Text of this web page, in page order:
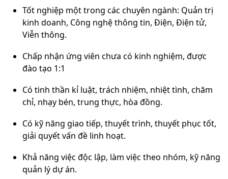
Tốt nghiệp một trong các chuyên ngành: Quản trị
kinh doanh, Công nghệ thông tin, Điện, Điện tử,
Viễn thông.
Chấp nhận ứng viên chưa có kinh nghiệm, được
đào tạo 1:1
Có tinh thần kỉ luật, trách nhiệm, nhiệt tình, chăm
chỉ, nhạy bén, trung thực, hòa đồng.
Có kỹ năng giao tiếp, thuyết trình, thuyết phục tốt,
giải quyết vấn đề linh hoạt.
Khả năng việc độc lập, làm việc theo nhóm, kỹ năng
quản lý dự án.